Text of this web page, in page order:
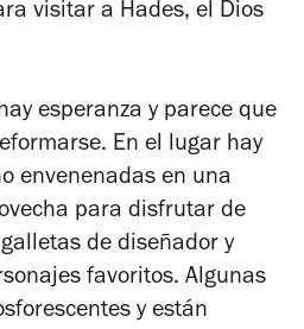
visitar a Hades, el Dios
esperanza y parece que
En el lugar hay
envenenadas en una
para disfrutar de
de diseñador y
favoritos. Algunas
y están